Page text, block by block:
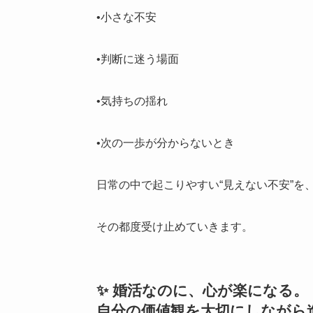
•小さな不安
•判断に迷う場面
•気持ちの揺れ
•次の一歩が分からないとき
日常の中で起こりやすい“見えない不安”を、
その都度受け止めていきます。
✨ 婚活なのに、心が楽になる。